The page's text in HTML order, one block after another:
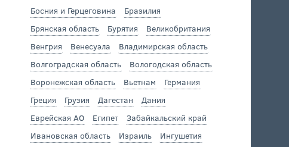
Босния и Герцеговина
Бразилия
Брянская область
Бурятия
Великобритания
Венгрия
Венесуэла
Владимирская область
Волгоградская область
Вологодская область
Воронежская область
Вьетнам
Германия
Греция
Грузия Дагестан
Дания
Еврейская АО
Египет
Забайкальский край
Ивановская область
Израиль
Ингушетия